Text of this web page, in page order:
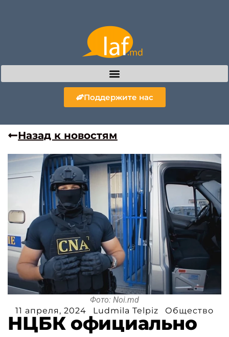
Поддержите нас
Назад к новостям
Фото: Noi.md
11 апреля, 2024
Ludmila Telpiz Общество
НЦБК официально